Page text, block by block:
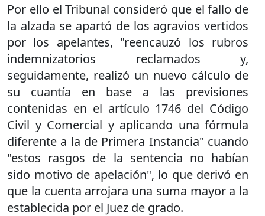
Por ello el Tribunal consideró que el fallo de
la alzada se apartó de los agravios vertidos
por los apelantes, "reencauzó los rubros
indemnizatorios reclamados y,
seguidamente, realizó un nuevo cálculo de
su cuantía en base a las previsiones
contenidas en el artículo 1746 del Código
Civil y Comercial y aplicando una fórmula
diferente a la de Primera Instancia" cuando
"estos rasgos de la sentencia no habían
sido motivo de apelación", lo que derivó en
que la cuenta arrojara una suma mayor a la
establecida por el Juez de grado.